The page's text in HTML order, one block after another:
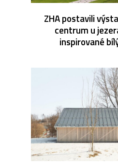
ZHA postavili
centrum u
inspirované